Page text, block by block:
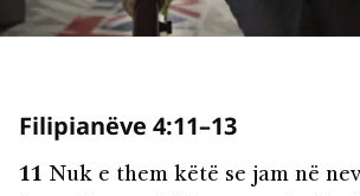
Filipianëve 4:11–13
11 Nuk e them këtë se jam në